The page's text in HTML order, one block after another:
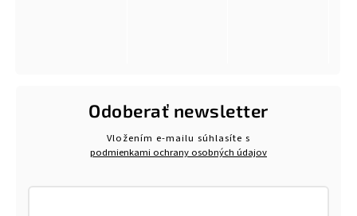
Odoberať newsletter
Vložením e-mailu súhlasíte s
podmienkami ochrany osobných údajov